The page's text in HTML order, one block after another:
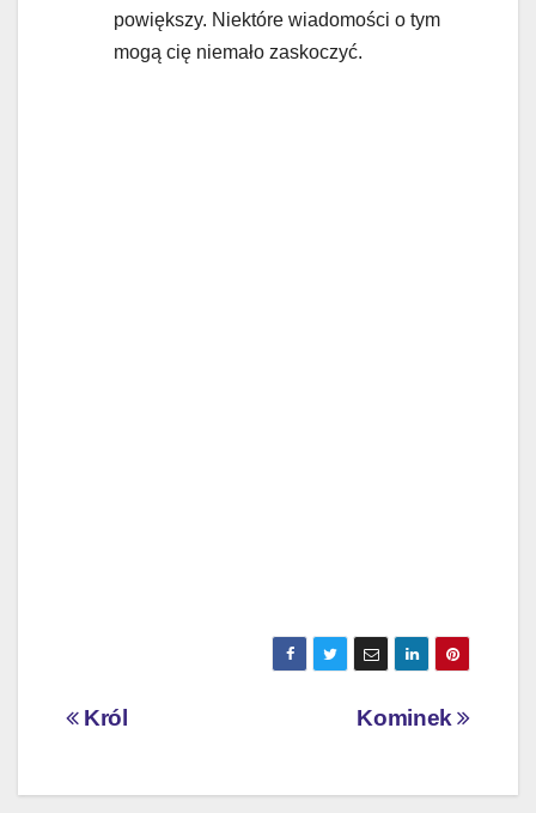
powiększy. Niektóre wiadomości o tym
mogą cię niemało zaskoczyć.
Nawigacja
Kominek
Król